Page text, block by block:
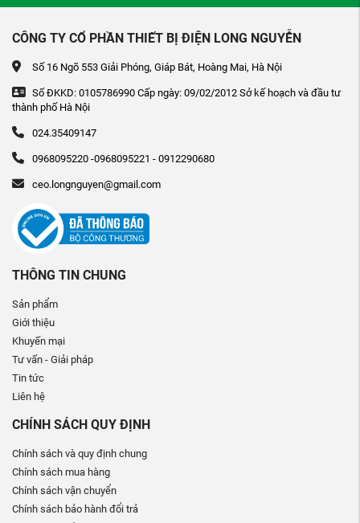
CÔNG TY CỔ PHẦN THIẾT BỊ ĐIỆN LONG NGUYỄN
Số 16 Ngõ 553 Giải Phóng, Giáp Bát, Hoàng Mai, Hà Nội
Số ĐKKD: 0105786990 Cấp ngày: 09/02/2012 Sở kế hoạch và đầu tư
thành phố Hà Nội
024.35409147
0968095220 -0968095221 - 0912290680
ceo.longnguyen@gmail.com
THÔNG TIN CHUNG
Sản phẩm
Giới thiệu
Khuyến mại
Tư vấn - Giải pháp
Tin tức
Liên hệ
CHÍNH SÁCH QUY ĐỊNH
Chính sách và quy định chung
Chính sách mua hàng
Chính sách vận chuyển
Chính sách bảo hành đổi trả